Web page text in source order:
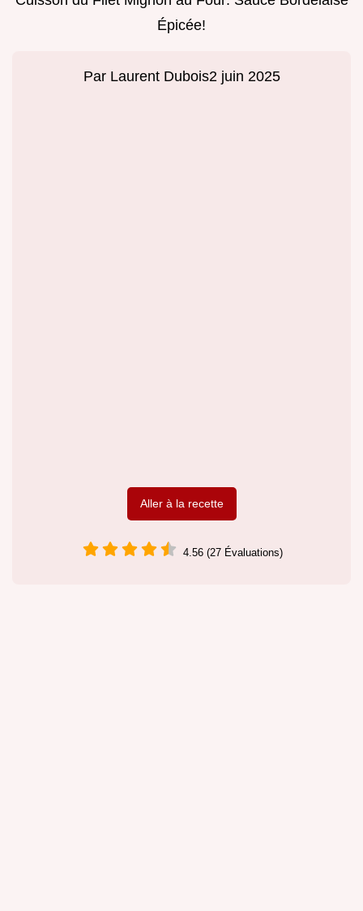
Épicée!
Par Laurent Dubois2 juin 2025
Aller à la recette
4.56 (27 Évaluations)